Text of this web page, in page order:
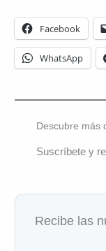
Facebook
WhatsApp
Descubre más
Suscríbete y
Recibe las